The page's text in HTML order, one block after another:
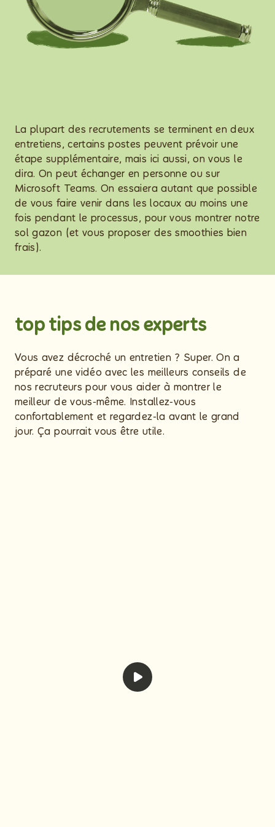
La plupart des recrutements se terminent en deux
entretiens, certains postes peuvent prévoir une
étape supplémentaire, mais ici aussi, on vous le
dira. On peut échanger en personne ou sur
Microsoft Teams. On essaiera autant que possible
de vous faire venir dans les locaux au moins une
fois pendant le processus, pour vous montrer notre
sol gazon (et vous proposer des smoothies bien
frais).
top tips de nos experts
Vous avez décroché un entretien ? Super. On a
préparé une vidéo avec les meilleurs conseils de
nos recruteurs pour vous aider à montrer le
meilleur de vous‑même. Installez‑vous
confortablement et regardez‑la avant le grand
jour. Ça pourrait vous être utile.